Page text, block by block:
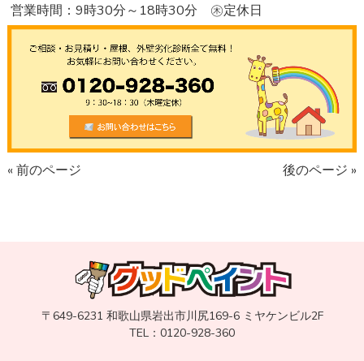
営業時間：9時30分～18時30分 ㊍定休日
« 前のページ 後のページ »
〒649-6231 和歌山県岩出市川尻169-6 ミヤケンビル2F
TEL：0120-928-360